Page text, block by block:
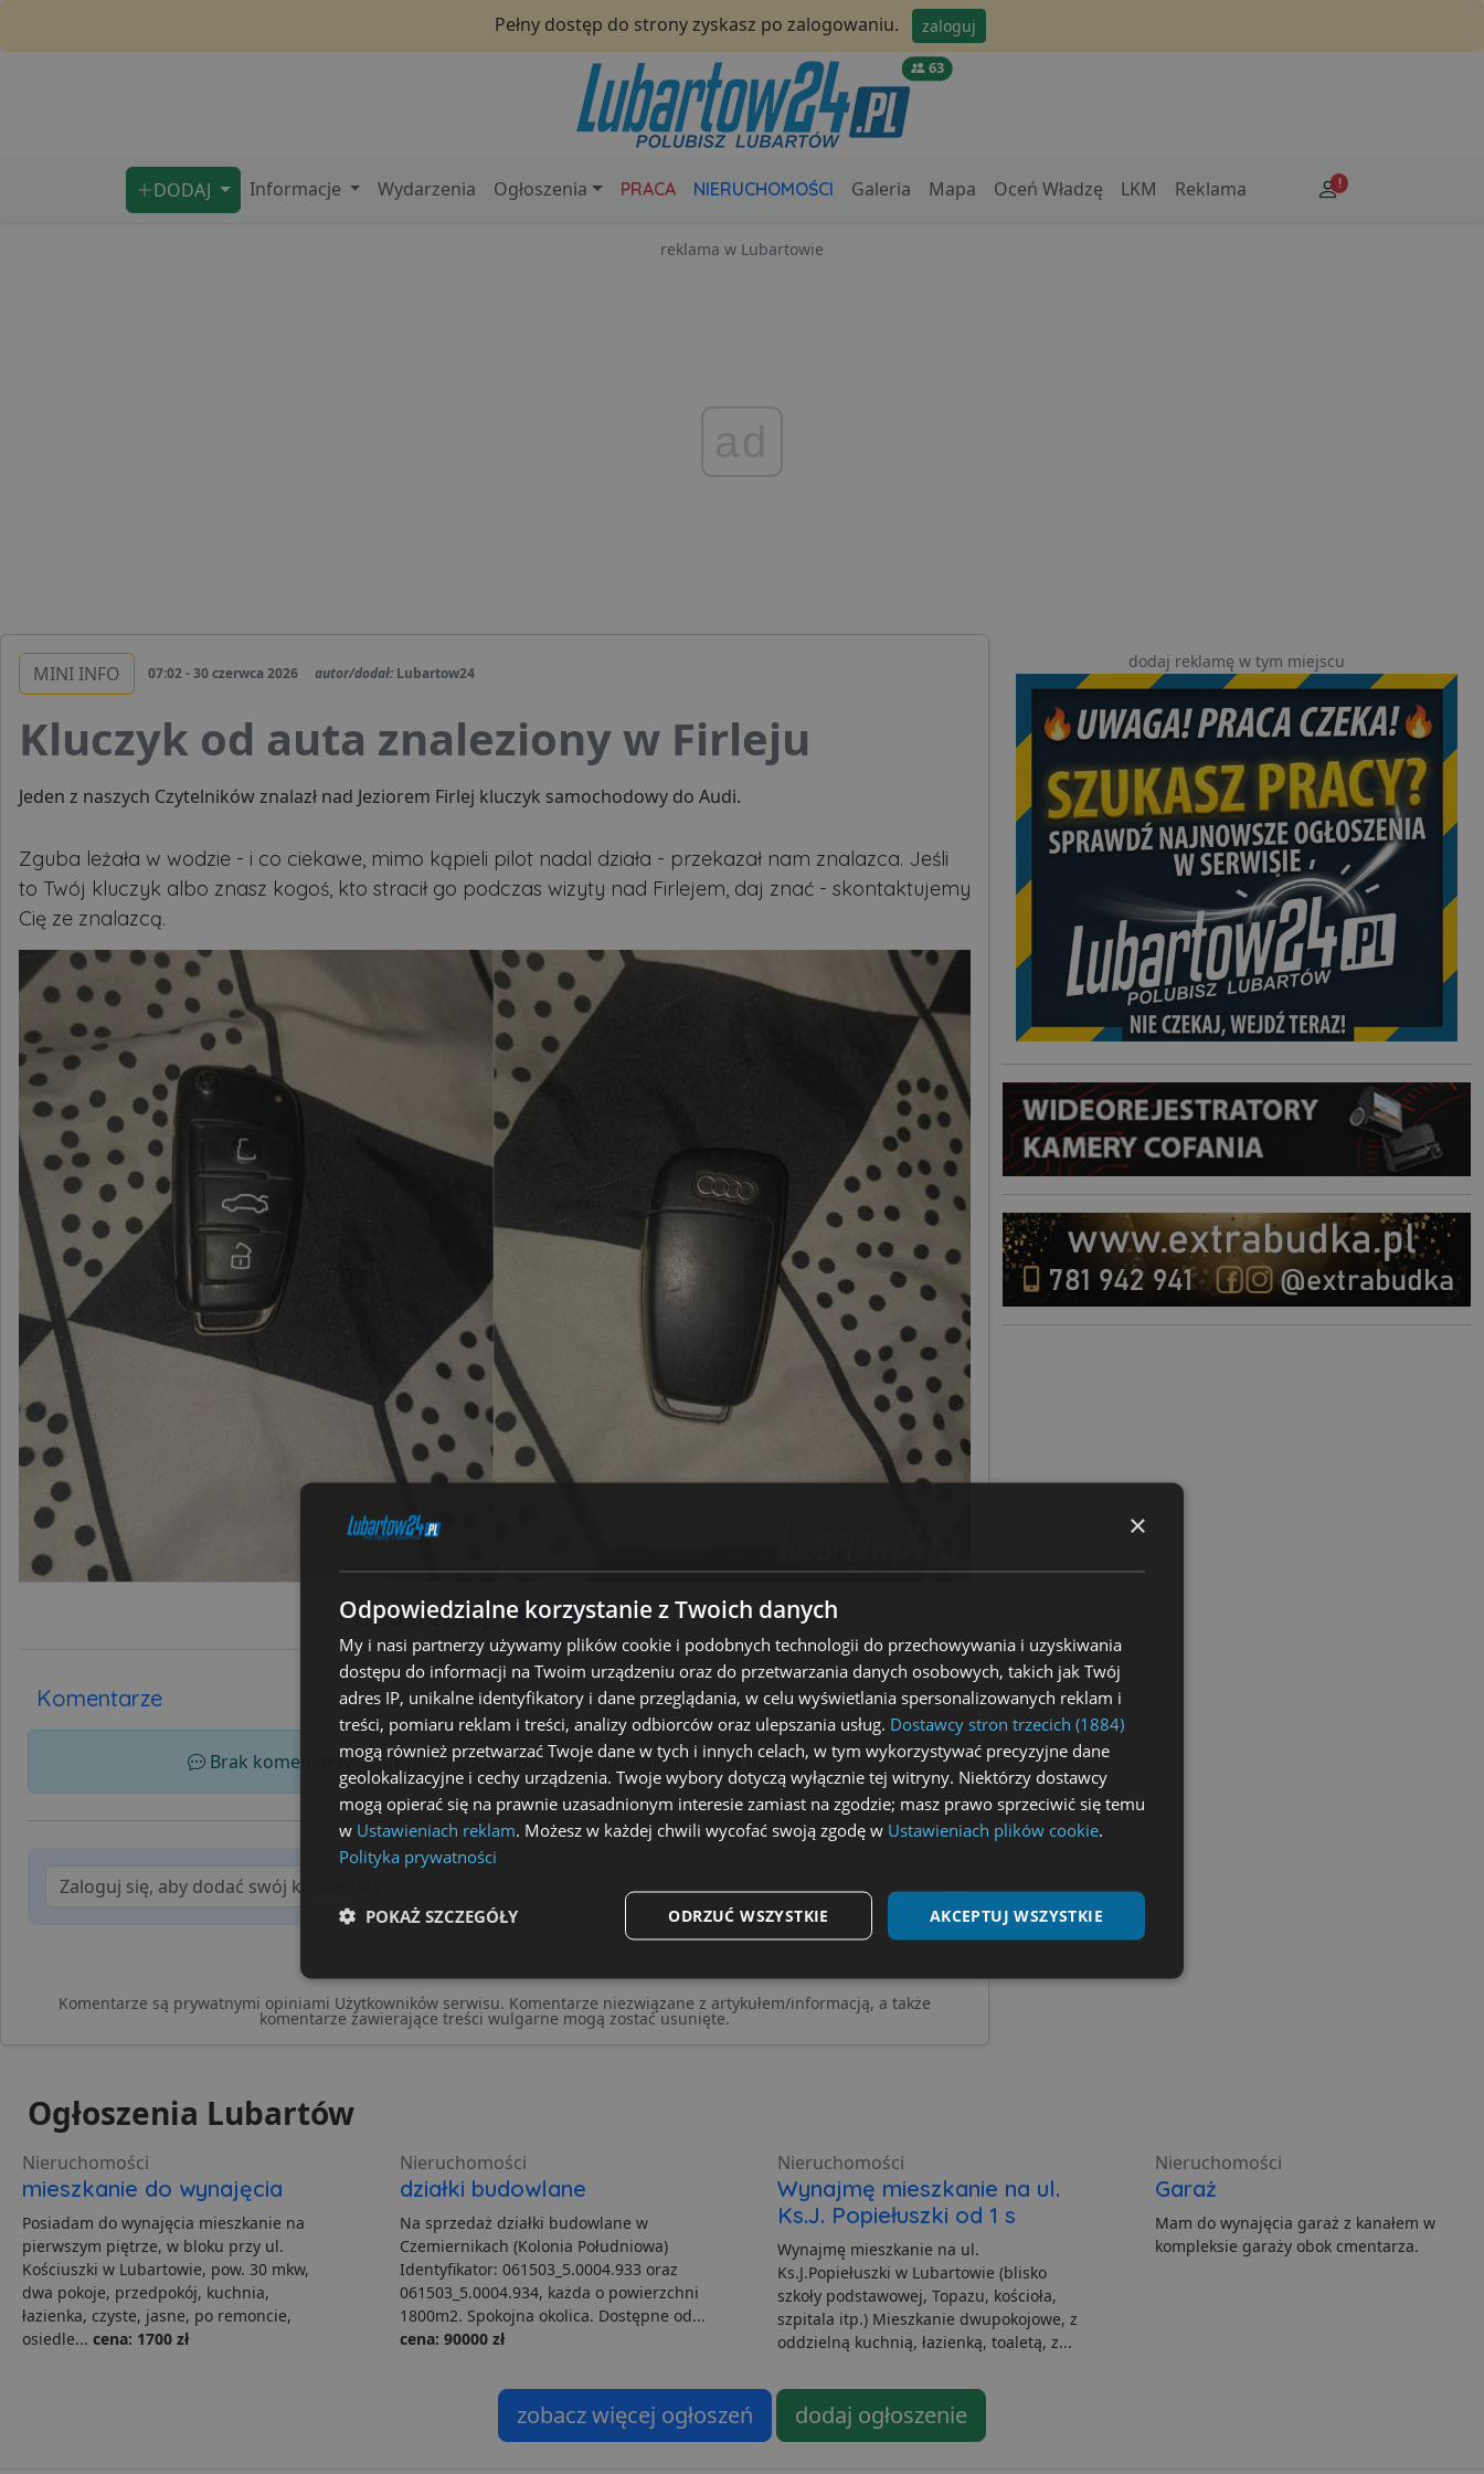
Pełny dostęp do strony zyskasz po zalogowaniu. zaloguj
63
DODAJ Informacje Wydarzenia Ogłoszenia PRACA NIERUCHOMOŚCI Galeria Mapa Oceń Władzę LKM Reklama !
reklama w Lubartowie
MINI INFO 07:02 - 30 czerwca 2026 autor/dodał: Lubartow24
Kluczyk od auta znaleziony w Firleju
Jeden z naszych Czytelników znalazł nad Jeziorem Firlej kluczyk samochodowy do Audi.
Zguba leżała w wodzie - i co ciekawe, mimo kąpieli pilot nadal działa - przekazał nam znalazca. Jeśli
to Twój kluczyk albo znasz kogoś, kto stracił go podczas wizyty nad Firlejem, daj znać - skontaktujemy
Cię ze znalazcą.
udostępnij:
Komentarze
Brak komentarzy. Bądź pierwszą osobą, która podzieli się swoją opinią!
Komentarze są prywatnymi opiniami Użytkowników serwisu. Komentarze niezwiązane z artykułem/informacją, a także
komentarze zawierające treści wulgarne mogą zostać usunięte.
dodaj reklamę w tym miejscu
Ogłoszenia Lubartów
Nieruchomości
mieszkanie do wynajęcia
Posiadam do wynajęcia mieszkanie na
pierwszym piętrze, w bloku przy ul.
Kościuszki w Lubartowie, pow. 30 mkw,
dwa pokoje, przedpokój, kuchnia,
łazienka, czyste, jasne, po remoncie,
osiedle... cena: 1700 zł
Nieruchomości
działki budowlane
Na sprzedaż działki budowlane w
Czemiernikach (Kolonia Południowa)
Identyfikator: 061503_5.0004.933 oraz
061503_5.0004.934, każda o powierzchni
1800m2. Spokojna okolica. Dostępne od...
cena: 90000 zł
Nieruchomości
Wynajmę mieszkanie na ul.
Ks.J. Popiełuszki od 1 s
Wynajmę mieszkanie na ul.
Ks.J.Popiełuszki w Lubartowie (blisko
szkoły podstawowej, Topazu, kościoła,
szpitala itp.) Mieszkanie dwupokojowe, z
oddzielną kuchnią, łazienką, toaletą, z...
Nieruchomości
Garaż
Mam do wynajęcia garaż z kanałem w
kompleksie garaży obok cmentarza.
zobacz więcej ogłoszeń dodaj ogłoszenie
×
Odpowiedzialne korzystanie z Twoich danych
My i nasi partnerzy używamy plików cookie i podobnych technologii do przechowywania i uzyskiwania
dostępu do informacji na Twoim urządzeniu oraz do przetwarzania danych osobowych, takich jak Twój
adres IP, unikalne identyfikatory i dane przeglądania, w celu wyświetlania spersonalizowanych reklam i
treści, pomiaru reklam i treści, analizy odbiorców oraz ulepszania usług. Dostawcy stron trzecich (1884)
mogą również przetwarzać Twoje dane w tych i innych celach, w tym wykorzystywać precyzyjne dane
geolokalizacyjne i cechy urządzenia. Twoje wybory dotyczą wyłącznie tej witryny. Niektórzy dostawcy
mogą opierać się na prawnie uzasadnionym interesie zamiast na zgodzie; masz prawo sprzeciwić się temu
w Ustawieniach reklam. Możesz w każdej chwili wycofać swoją zgodę w Ustawieniach plików cookie.
Polityka prywatności
AKCEPTUJ WSZYSTKIE
ODRZUĆ WSZYSTKIE
POKAŻ SZCZEGÓŁY
Niezbędne Wydajność Targetowanie Funkcjonalność Niesklasyfikowane
Niezbędne pliki cookie umożliwiają korzystanie z podstawowych funkcji strony internetowej, takich jak logowanie użytkownika i
zarządzanie kontem. Bez niezbędnych plików cookie nie można prawidłowo korzystać ze strony internetowej.
Dostawca/
Domena
przechowywania
.lubartow24.pl
4 minuty 57
sekund
Plik niezbędny do prawidłowego działania serwisu
CookieScriptConsent
CookieScript
1 miesiąc
Ten plik cookie jest używany przez usługę Cookie-Script.com do
zapamiętywania preferencji dotyczących zgody użytkownika na
pliki cookie. Jest to konieczne, aby baner cookie Cookie-
.youtube.com
5 miesięcy 4
tygodnie
Ten plik cookie jest używany do przechowywania zgody
użytkownika i wyboru prywatności dla ich interakcji z witryną.
Rejestruje dane dotyczące zgody odwiedzającego na różne